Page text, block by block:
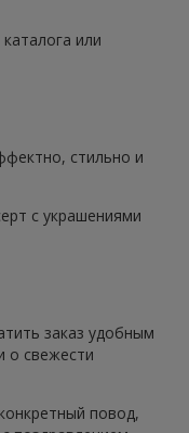
или
стильно и
с украшениями
заказ удобным
о свежести
повод,